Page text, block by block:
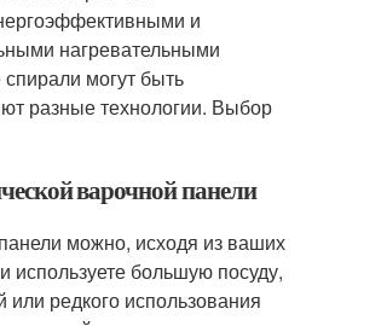
и
нагревательными
могут быть
разные технологии. Выбор
варочной панели
можно, исходя из ваших
большую посуду,
редкого использования